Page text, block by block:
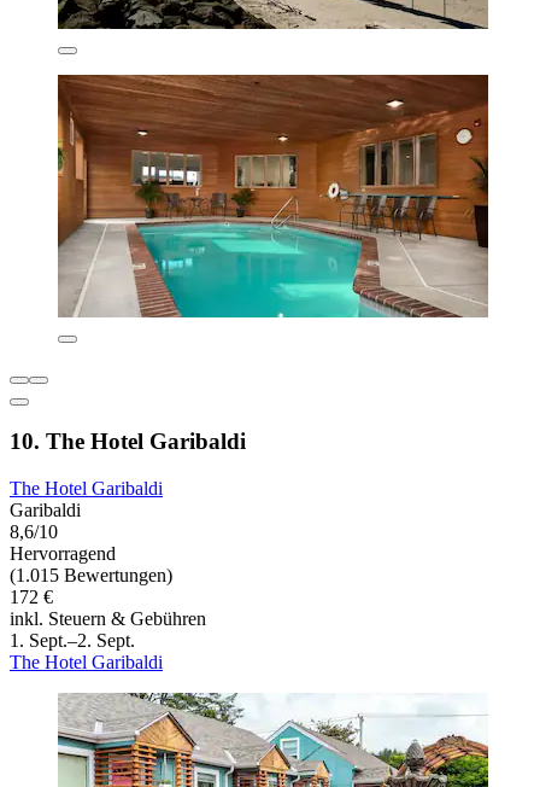
10. The Hotel Garibaldi
The Hotel Garibaldi
Garibaldi
8,6/10
Hervorragend
(1.015 Bewertungen)
172 €
inkl. Steuern & Gebühren
1. Sept.–2. Sept.
The Hotel Garibaldi